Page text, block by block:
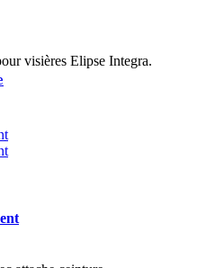
visières Elipse Integra.